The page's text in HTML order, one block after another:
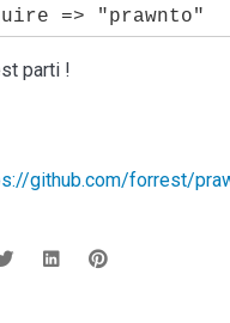
parti !
github.com/forrest/